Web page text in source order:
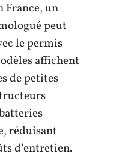
France, un
peut
le permis
affichent
de petites
réduisant
d’entretien.